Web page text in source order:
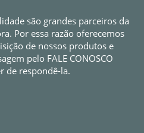
são grandes parceiros da
Por essa razão oferecemos
de nossos produtos e
pelo FALE CONOSCO
de respondê-la.